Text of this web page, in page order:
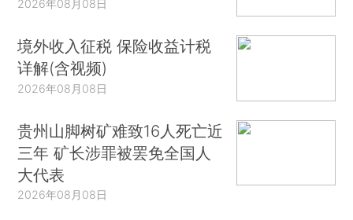
2026年08月08日
境外收入征税 保险收益计税
详解(含视频)
2026年08月08日
贵州山脚树矿难致16人死亡近
三年 矿长涉罪被罢免全国人
大代表
2026年08月08日